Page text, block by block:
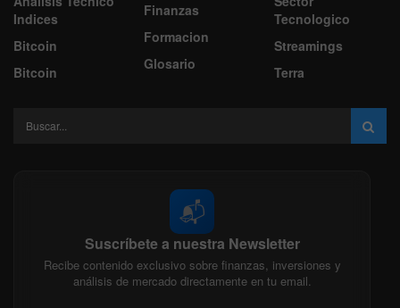
Indices
Bitcoin
Bitcoin
Finanzas
Formacion
Glosario
Tecnologico
Streamings
Terra
📬
Suscríbete a nuestra Newsletter
Recibe contenido exclusivo sobre finanzas, inversiones y
análisis de mercado directamente en tu email.